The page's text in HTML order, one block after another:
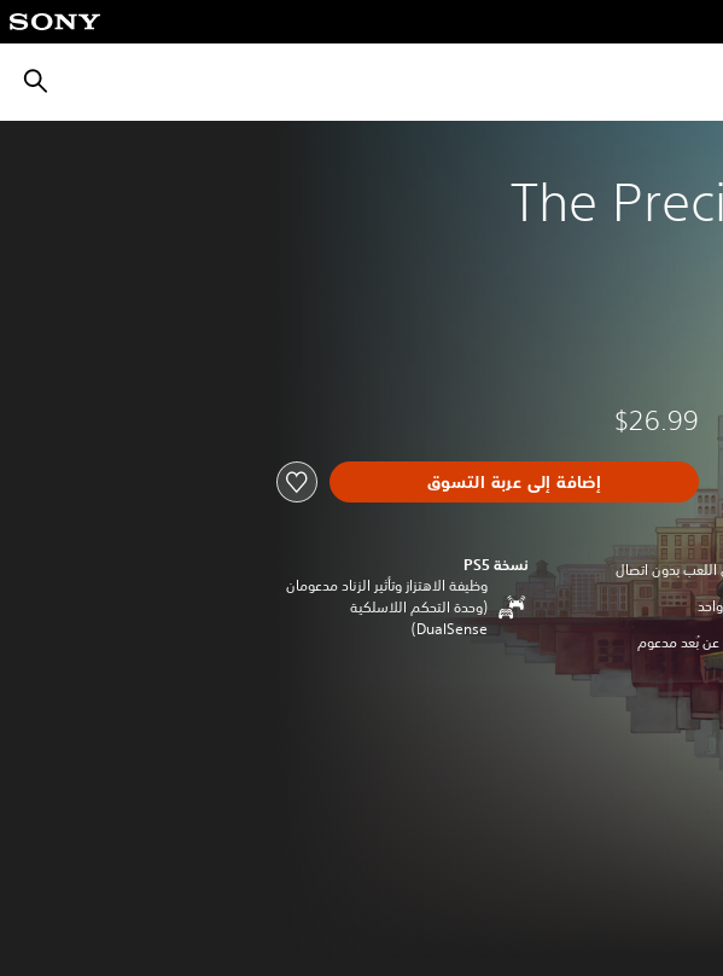
The
$26.99
إضافة إلى عربة التسوق
بدون اتصال
عن بُعد مدعوم
نسخة PS5‏
وظيفة الاهتزاز وتأثير الزناد مدعومان
(وحدة التحكم اللاسلكية
DualSense‏)